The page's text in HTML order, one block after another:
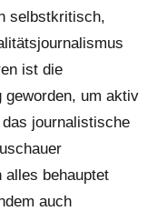
selbstkritisch,
ist die
geworden, um aktiv
das journalistische
alles behauptet
auch